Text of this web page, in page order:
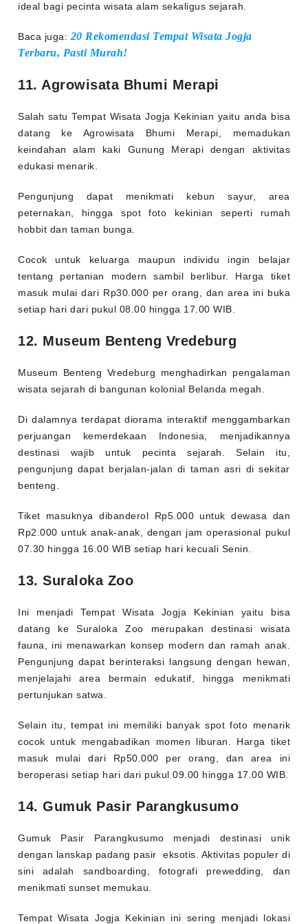
ideal bagi pecinta wisata alam sekaligus sejarah.
Baca juga:20 Rekomendasi Tempat Wisata Jogja
Terbaru, Pasti Murah!
11. Agrowisata Bhumi Merapi
Salah satu Tempat Wisata Jogja Kekinian yaitu anda bisa
datang ke Agrowisata Bhumi Merapi, memadukan
keindahan alam kaki Gunung Merapi dengan aktivitas
edukasi menarik.
Pengunjung dapat menikmati kebun sayur, area
peternakan, hingga spot foto kekinian seperti rumah
hobbit dan taman bunga.
Cocok untuk keluarga maupun individu ingin belajar
tentang pertanian modern sambil berlibur. Harga tiket
masuk mulai dari Rp30.000 per orang, dan area ini buka
setiap hari dari pukul 08.00 hingga 17.00 WIB.
12. Museum Benteng Vredeburg
Museum Benteng Vredeburg menghadirkan pengalaman
wisata sejarah di bangunan kolonial Belanda megah.
Di dalamnya terdapat diorama interaktif menggambarkan
perjuangan kemerdekaan Indonesia, menjadikannya
destinasi wajib untuk pecinta sejarah. Selain itu,
pengunjung dapat berjalan-jalan di taman asri di sekitar
benteng.
Tiket masuknya dibanderol Rp5.000 untuk dewasa dan
Rp2.000 untuk anak-anak, dengan jam operasional pukul
07.30 hingga 16.00 WIB setiap hari kecuali Senin.
13. Suraloka Zoo
Ini menjadi Tempat Wisata Jogja Kekinian yaitu bisa
datang ke Suraloka Zoo merupakan destinasi wisata
fauna, ini menawarkan konsep modern dan ramah anak.
Pengunjung dapat berinteraksi langsung dengan hewan,
menjelajahi area bermain edukatif, hingga menikmati
pertunjukan satwa.
Selain itu, tempat ini memiliki banyak spot foto menarik
cocok untuk mengabadikan momen liburan. Harga tiket
masuk mulai dari Rp50.000 per orang, dan area ini
beroperasi setiap hari dari pukul 09.00 hingga 17.00 WIB.
14. Gumuk Pasir Parangkusumo
Gumuk Pasir Parangkusumo menjadi destinasi unik
dengan lanskap padang pasir eksotis. Aktivitas populer di
sini adalah sandboarding, fotografi prewedding, dan
menikmati sunset memukau.
Tempat Wisata Jogja Kekinian ini sering menjadi lokasi